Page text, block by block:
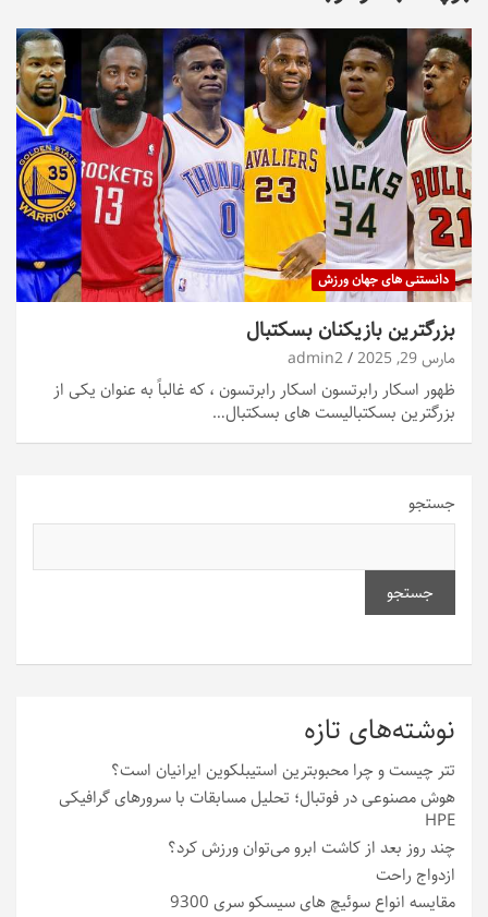
دانستنی های جهان ورزش
بزرگترین بازیکنان بسکتبال
مارس 29, 2025 admin2
ظهور اسکار رابرتسون اسکار رابرتسون ، که غالباً به عنوان یکی از
بزرگترین بسکتبالیست های بسکتبال…
جستجو
جستجو
نوشته‌های تازه
تتر چیست و چرا محبوبترین استیبلکوین ایرانیان است؟
هوش مصنوعی در فوتبال؛ تحلیل مسابقات با سرورهای گرافیکی
HPE
چند روز بعد از کاشت ابرو می‌توان ورزش کرد؟
ازدواج راحت
مقایسه انواع سوئیچ های سیسکو سری 9300